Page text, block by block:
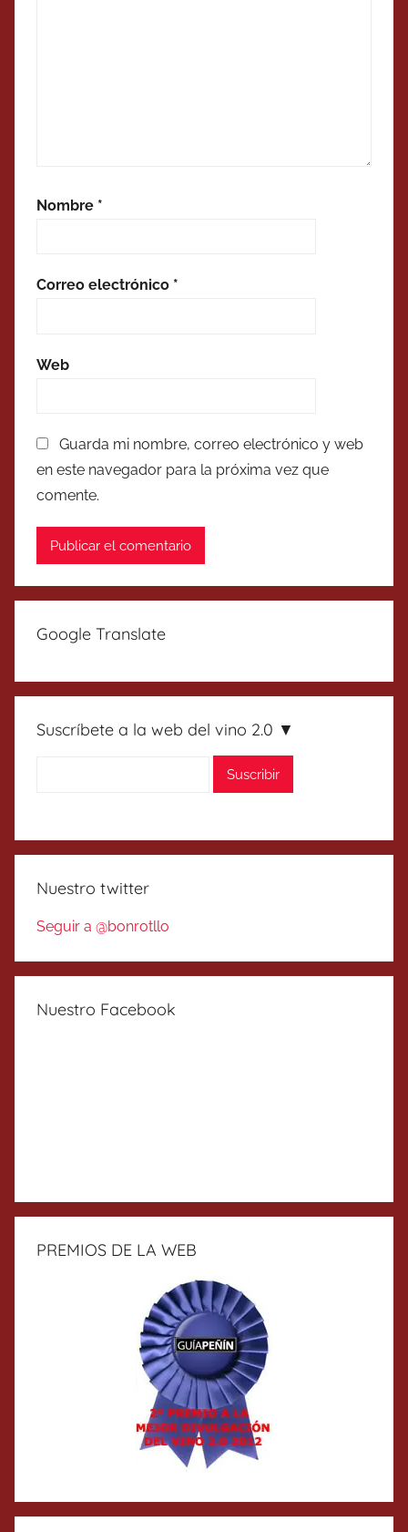
Nombre *
Correo electrónico *
Web
Guarda mi nombre, correo electrónico y web
en este navegador para la próxima vez que
comente.
Google Translate
Suscríbete a la web del vino 2.0 ▼
Nuestro twitter
Seguir a @bonrotllo
Nuestro Facebook
PREMIOS DE LA WEB